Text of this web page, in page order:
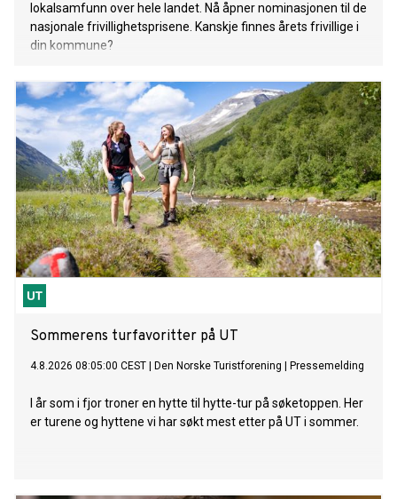
lokalsamfunn over hele landet. Nå åpner nominasjonen til de
nasjonale frivillighetsprisene. Kanskje finnes årets frivillige i
din kommune?
Sommerens turfavoritter på UT
4.8.2026 08:05:00 CEST Den Norske Turistforening Pressemelding
I år som i fjor troner en hytte til hytte-tur på søketoppen. Her
er turene og hyttene vi har søkt mest etter på UT i sommer.